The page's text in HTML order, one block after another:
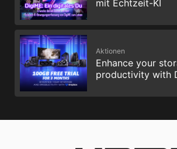
mit Echtzeit-KI
Aktionen
Enhance your
productivity with